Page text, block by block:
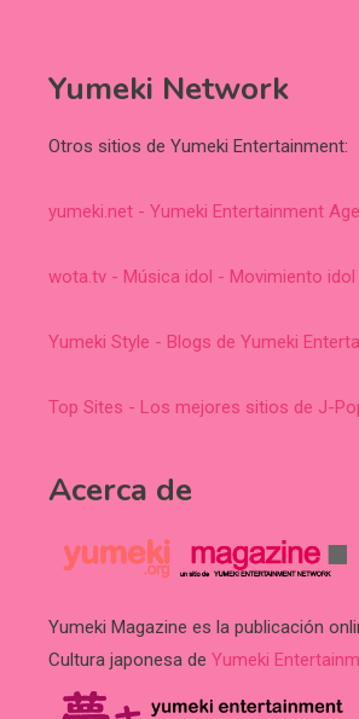
Yumeki Network
Otros sitios de Yumeki Entertainment:
yumeki.net - Yumeki Entertainment
wota.tv - Música idol - Movimiento idol
Yumeki Style - Blogs de Yumeki
Top Sites - Los mejores sitios de J-
Acerca de
Yumeki Magazine es la publicación
Cultura japonesa de Yumeki